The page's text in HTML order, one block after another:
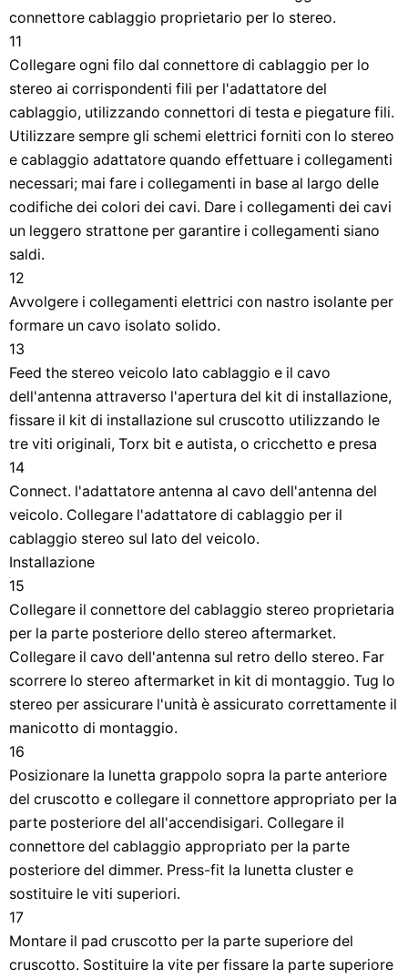
connettore cablaggio proprietario per lo stereo.
11
Collegare ogni filo dal connettore di cablaggio per lo
stereo ai corrispondenti fili per l'adattatore del
cablaggio, utilizzando connettori di testa e piegature fili.
Utilizzare sempre gli schemi elettrici forniti con lo stereo
e cablaggio adattatore quando effettuare i collegamenti
necessari; mai fare i collegamenti in base al largo delle
codifiche dei colori dei cavi. Dare i collegamenti dei cavi
un leggero strattone per garantire i collegamenti siano
saldi.
12
Avvolgere i collegamenti elettrici con nastro isolante per
formare un cavo isolato solido.
13
Feed the stereo veicolo lato cablaggio e il cavo
dell'antenna attraverso l'apertura del kit di installazione,
fissare il kit di installazione sul cruscotto utilizzando le
tre viti originali, Torx bit e autista, o cricchetto e presa
14
Connect. l'adattatore antenna al cavo dell'antenna del
veicolo. Collegare l'adattatore di cablaggio per il
cablaggio stereo sul lato del veicolo.
Installazione
15
Collegare il connettore del cablaggio stereo proprietaria
per la parte posteriore dello stereo aftermarket.
Collegare il cavo dell'antenna sul retro dello stereo. Far
scorrere lo stereo aftermarket in kit di montaggio. Tug lo
stereo per assicurare l'unità è assicurato correttamente il
manicotto di montaggio.
16
Posizionare la lunetta grappolo sopra la parte anteriore
del cruscotto e collegare il connettore appropriato per la
parte posteriore del all'accendisigari. Collegare il
connettore del cablaggio appropriato per la parte
posteriore del dimmer. Press-fit la lunetta cluster e
sostituire le viti superiori.
17
Montare il pad cruscotto per la parte superiore del
cruscotto. Sostituire la vite per fissare la parte superiore